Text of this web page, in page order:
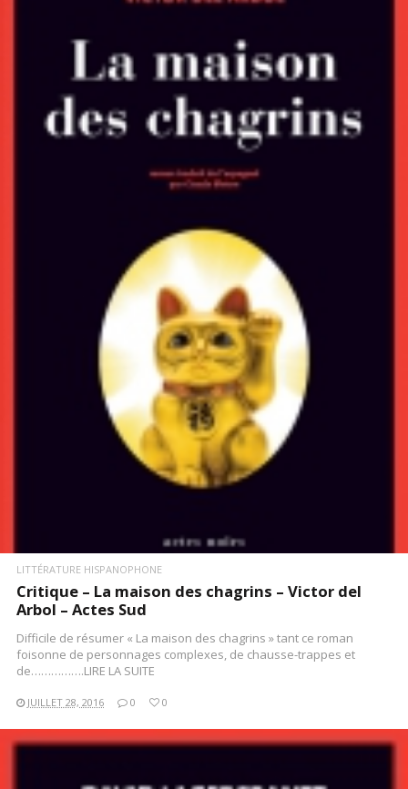
LIRE LA SUITE
LITTÉRATURE HISPANOPHONE
Critique – La maison des chagrins – Victor del
Arbol – Actes Sud
Difficile de résumer « La maison des chagrins » tant ce roman
foisonne de personnages complexes, de chausse-trappes et
de…………….LIRE LA SUITE
JUILLET 28, 2016 0 0